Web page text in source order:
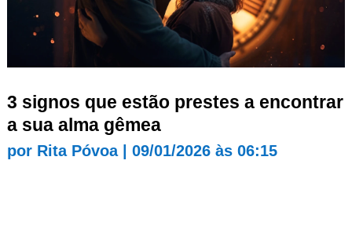
3 signos que estão prestes a encontrar
a sua alma gêmea
por Rita Póvoa| 09/01/2026 às 06:15